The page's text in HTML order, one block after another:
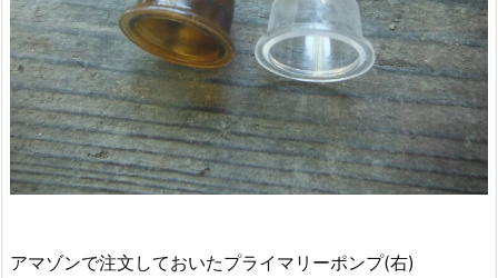
アマゾンで注文しておいたプライマリーポンプ(右)